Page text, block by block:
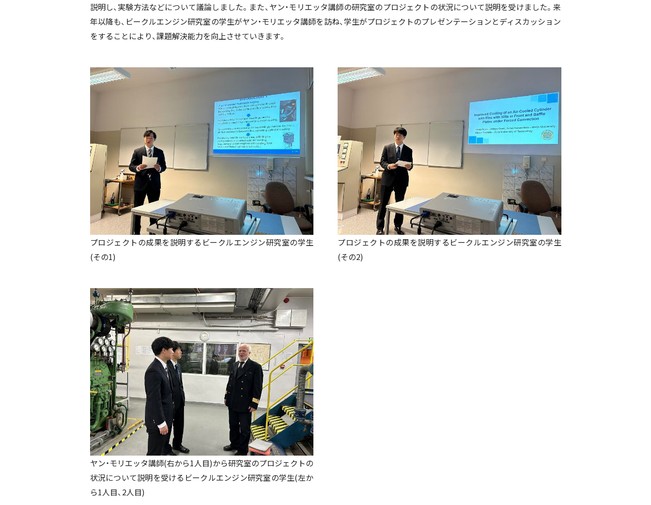
説明し、実験方法などについて議論しました。また、ヤン・モリエッタ講師の研究室のプロジェクトの状況について説明を受けました。来
年以降も、ビークルエンジン研究室の学生がヤン・モリエッタ講師を訪ね、学生がプロジェクトのプレゼンテーションとディスカッション
をすることにより、課題解決能力を向上させていきます。
プロジェクトの成果を説明するビークルエンジン研究室の学生
(その1)
プロジェクトの成果を説明するビークルエンジン研究室の学生
(その2)
ヤン・モリエッタ講師(右から1人目)から研究室のプロジェクトの
状況について説明を受けるビークルエンジン研究室の学生(左か
ら1人目、2人目)